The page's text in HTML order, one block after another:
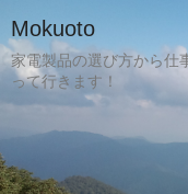
Mokuoto
家電製品の選び方から仕
って行きます！